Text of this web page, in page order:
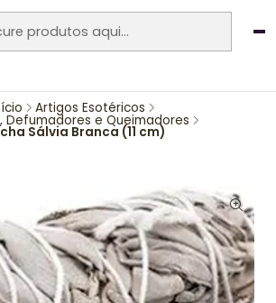
/ Sitemap:
sitemap.xml
Artigos Esotéricos
Defumadores e Queimadores
Sálvia Branca (11 cm)